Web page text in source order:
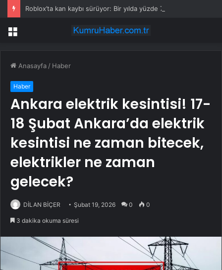
Menü
Anasayfa / Haber
Haber
Ankara elektrik kesintisi! 17-
18 Şubat Ankara’da elektrik
kesintisi ne zaman bitecek,
elektrikler ne zaman
gelecek?
DİLAN BİÇER Şubat 19, 2026 0 0
3 dakika okuma süresi